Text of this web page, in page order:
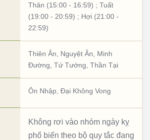
Thân (15:00 - 16:59) ; Tuất
(19:00 - 20:59) ; Hợi (21:00 -
22:59)
Thiên Ân Nguyệt Ân
Minh
Đường Tứ Tướng Thần Tại
Ôn Nhập Đại Không Vong
Không rơi vào nhóm ngày kỵ
phổ biến theo bộ quy tắc đang